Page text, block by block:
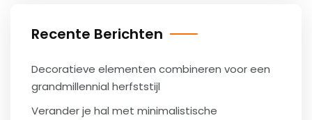
Recente Berichten
Decoratieve elementen combineren voor een
grandmillennial herfststijl
Verander je hal met minimalistische